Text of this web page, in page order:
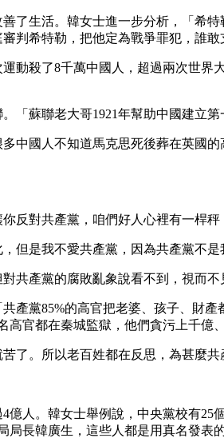
了生活。韓女士進一步分析，「希
判希特勒，把他定為戰爭罪犯，誰敢
動殺了8千萬中國人，超過兩次世
「蘇聯老大哥1921年幫助中國建立
中國人不知道馬克思死後葬在英國
反對共產黨，咱們好人心裡有一桿
但是我不愛共產黨，因為共產黨不
共產黨的腐敗亂象說看不到，視而不
產黨85%的高官把老婆、孩子、財
高官都在秦城監獄，他們貪污上千億
了。所以老百姓都在反思，為甚麼
億人。韓女士舉例說，中央黨校有
長韓廣生，這些人都是用真名發表